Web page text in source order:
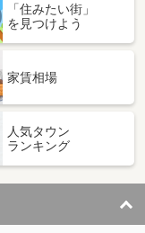
「住みたい街」
を見つけよう
家賃相場
人気タウン
ランキング